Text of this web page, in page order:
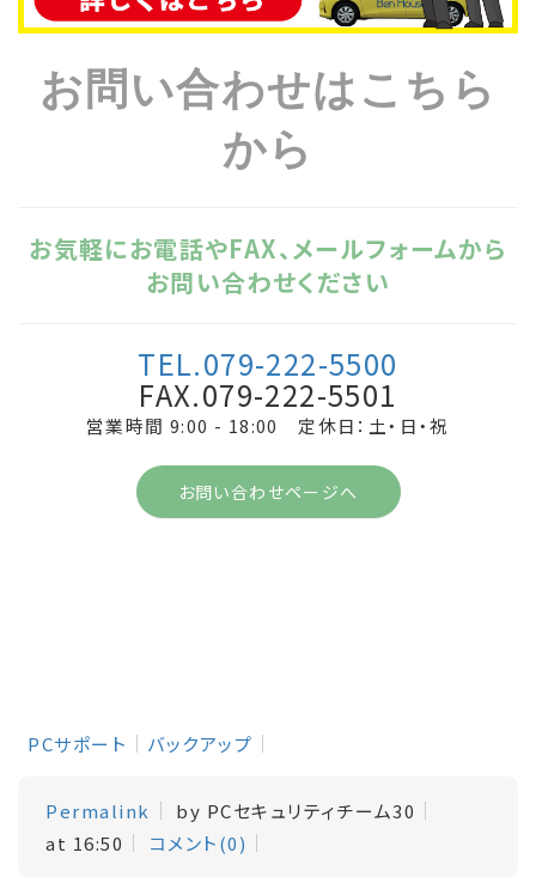
お問い合わせはこちら
から
お気軽にお電話やFAX、メールフォームから
お問い合わせください
TEL.079-222-5500
FAX.079-222-5501
営業時間 9:00 - 18:00 定休日：土・日・祝
お問い合わせページへ
PCサポート バックアップ
Permalink
by PCセキュリティチーム30
at 16:50
コメント(0)